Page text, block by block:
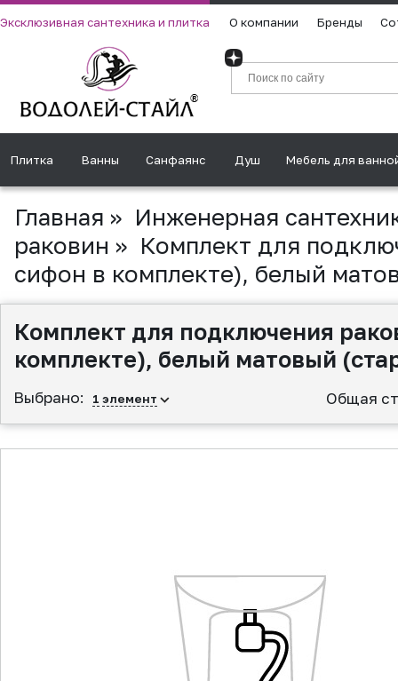
Эксклюзивная сантехника и плитка О компании Бренды
Плитка Ванны Санфаянс Душ Мебель для
Главная » Инженерная
раковин » Комплект для
сифон в комплекте), белый
Комплект для подключения
комплекте), белый матовый
Выбрано: 1 элемент Общая